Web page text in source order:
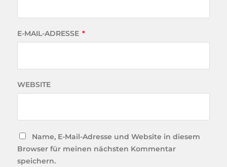
E-MAIL-ADRESSE *
WEBSITE
Name, E-Mail-Adresse und Website in diesem
Browser für meinen nächsten Kommentar
speichern.